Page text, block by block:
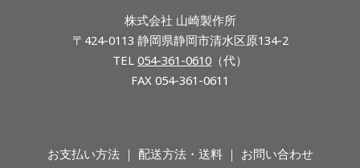
株式会社 山崎製作所
〒424-0113 静岡県静岡市清水区原134-2
TEL 054-361-0610 （代）
FAX 054-361-0611
お支払い方法 配送方法・送料
お問い合わせ